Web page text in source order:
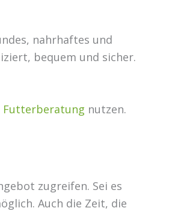
nahrhaftes und
bequem und sicher.
Futterberatung nutzen.
zugreifen. Sei es
Auch die Zeit, die